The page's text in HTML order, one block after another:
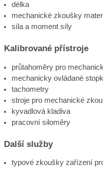
délka
mechanické zkoušky
síla a moment síly
Kalibrované přístroje
průtahoměry pro
mechanicky ovládané
tachometry
stroje pro mechanické
kyvadlová kladiva
pracovní siloměry
Další služby
typové zkoušky zařízení